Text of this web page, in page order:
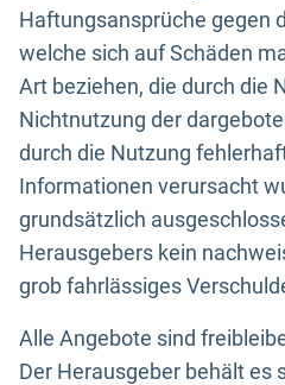
Haftungsansprüche gegen
welche sich auf Schäden
Art beziehen, die durch die
Nichtnutzung der
durch die Nutzung
Informationen verursacht
grundsätzlich
Herausgebers kein
grob fahrlässiges
Alle Angebote sind
Der Herausgeber behält es